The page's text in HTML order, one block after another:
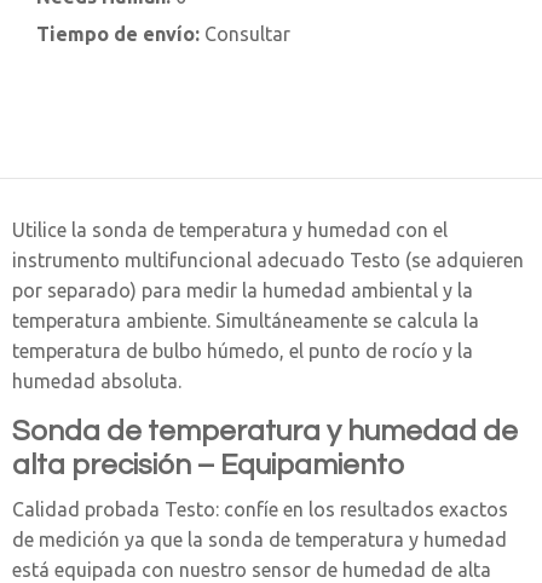
Tiempo de envío: Consultar
Utilice la sonda de temperatura y humedad con el
instrumento multifuncional adecuado Testo (se adquieren
por separado) para medir la humedad ambiental y la
temperatura ambiente. Simultáneamente se calcula la
temperatura de bulbo húmedo, el punto de rocío y la
humedad absoluta.
Sonda de temperatura y humedad de
alta precisión – Equipamiento
Calidad probada Testo: confíe en los resultados exactos
de medición ya que la sonda de temperatura y humedad
está equipada con nuestro sensor de humedad de alta